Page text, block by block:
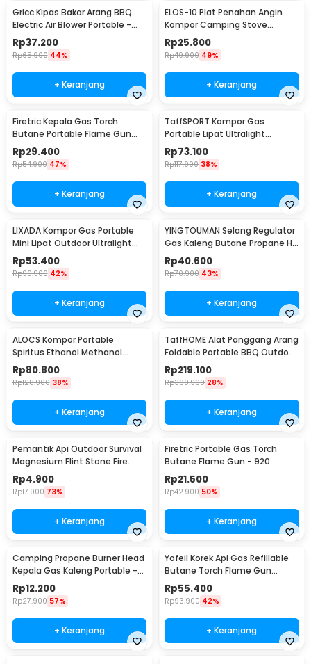
Gricc Kipas Bakar Arang BBQ
Electric Air Blower Portable -
OK392
Rp37.200
Rp65.900 44%
+ Keranjang
ELOS-10 Plat Penahan Angin
Kompor Camping Stove
Windshield Aluminium - E002
Rp25.800
Rp49.900 49%
+ Keranjang
Firetric Kepala Gas Torch
Butane Portable Flame Gun
Adjustable - 807
Rp29.400
Rp54.900 47%
+ Keranjang
TaffSPORT Kompor Gas
Portable Lipat Ultralight
Camping Stove Outdoor -
WSS-201
Rp73.100
Rp117.900 38%
+ Keranjang
LIXADA Kompor Gas Portable
Mini Lipat Outdoor Ultralight
Camping Stove - SL-0102
Rp53.400
Rp90.900 42%
+ Keranjang
YINGTOUMAN Selang Regulator
Gas Kaleng Butane Propane Hi
Cook Outdoor - YTM-77
Rp40.600
Rp70.900 43%
+ Keranjang
ALOCS Kompor Portable
Spiritus Ethanol Methanol
Compact Camping Stove -
ALK01
Rp80.800
Rp128.900 38%
+ Keranjang
TaffHOME Alat Panggang Arang
Foldable Portable BBQ Outdoor
Grill Stove - HWSK77
Rp219.100
Rp300.900 28%
+ Keranjang
Pemantik Api Outdoor Survival
Magnesium Flint Stone Fire
Starter - PRO
Rp4.900
Rp17.900 73%
+ Keranjang
Firetric Portable Gas Torch
Butane Flame Gun - 920
Rp21.500
Rp42.900 50%
+ Keranjang
Camping Propane Burner Head
Kepala Gas Kaleng Portable -
GH3040
Rp12.200
Rp27.900 57%
+ Keranjang
Yofeil Korek Api Gas Refillable
Butane Torch Flame Gun
Lighter - TX-19
Rp55.400
Rp93.900 42%
+ Keranjang